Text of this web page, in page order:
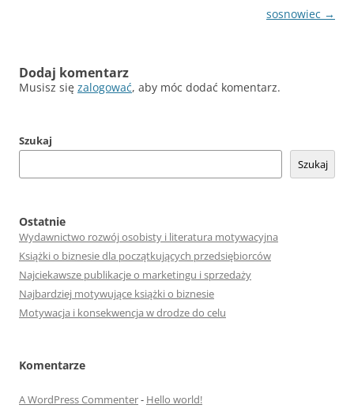
sosnowiec →
Dodaj komentarz
Musisz się zalogować, aby móc dodać komentarz.
Szukaj
Szukaj
Ostatnie
Wydawnictwo rozwój osobisty i literatura motywacyjna
Książki o biznesie dla początkujących przedsiębiorców
Najciekawsze publikacje o marketingu i sprzedaży
Najbardziej motywujące książki o biznesie
Motywacja i konsekwencja w drodze do celu
Komentarze
A WordPress Commenter- Hello world!